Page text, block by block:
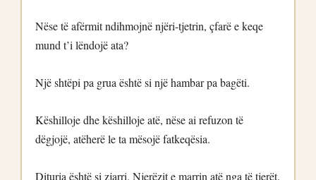
Nëse të afërmit ndihmojnë njëri-tjetrin, çfarë e keqe
mund t’i lëndojë ata?
Një shtëpi pa grua është si një hambar pa bagëti.
Këshilloje dhe këshilloje atë, nëse ai refuzon të
dëgjojë, atëherë le ta mësojë fatkeqësia.
Dituria është si zjarri. Njerëzit e marrin atë nga të tjerët.